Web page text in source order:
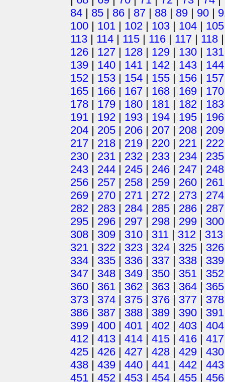
84 | 85 | 86 | 87 | 88 | 89 | 90 |
100 | 101 | 102 | 103 | 104 | 105
113 | 114 | 115 | 116 | 117 | 118
126 | 127 | 128 | 129 | 130 | 131
139 | 140 | 141 | 142 | 143 | 144
152 | 153 | 154 | 155 | 156 | 157
165 | 166 | 167 | 168 | 169 | 170
178 | 179 | 180 | 181 | 182 | 183
191 | 192 | 193 | 194 | 195 | 196
204 | 205 | 206 | 207 | 208 | 209
217 | 218 | 219 | 220 | 221 | 222
230 | 231 | 232 | 233 | 234 | 235
243 | 244 | 245 | 246 | 247 | 248
256 | 257 | 258 | 259 | 260 | 261
269 | 270 | 271 | 272 | 273 | 274
282 | 283 | 284 | 285 | 286 | 287
295 | 296 | 297 | 298 | 299 | 300
308 | 309 | 310 | 311 | 312 | 313
321 | 322 | 323 | 324 | 325 | 326
334 | 335 | 336 | 337 | 338 | 339
347 | 348 | 349 | 350 | 351 | 352
360 | 361 | 362 | 363 | 364 | 365
373 | 374 | 375 | 376 | 377 | 378
386 | 387 | 388 | 389 | 390 | 391
399 | 400 | 401 | 402 | 403 | 404
412 | 413 | 414 | 415 | 416 | 417
425 | 426 | 427 | 428 | 429 | 430
438 | 439 | 440 | 441 | 442 | 443
451 | 452 | 453 | 454 | 455 | 456